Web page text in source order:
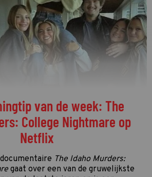
van de week: The
College Nightmare op
Netflix
The Idaho Murders:
gaat over een van de gruwelijkste